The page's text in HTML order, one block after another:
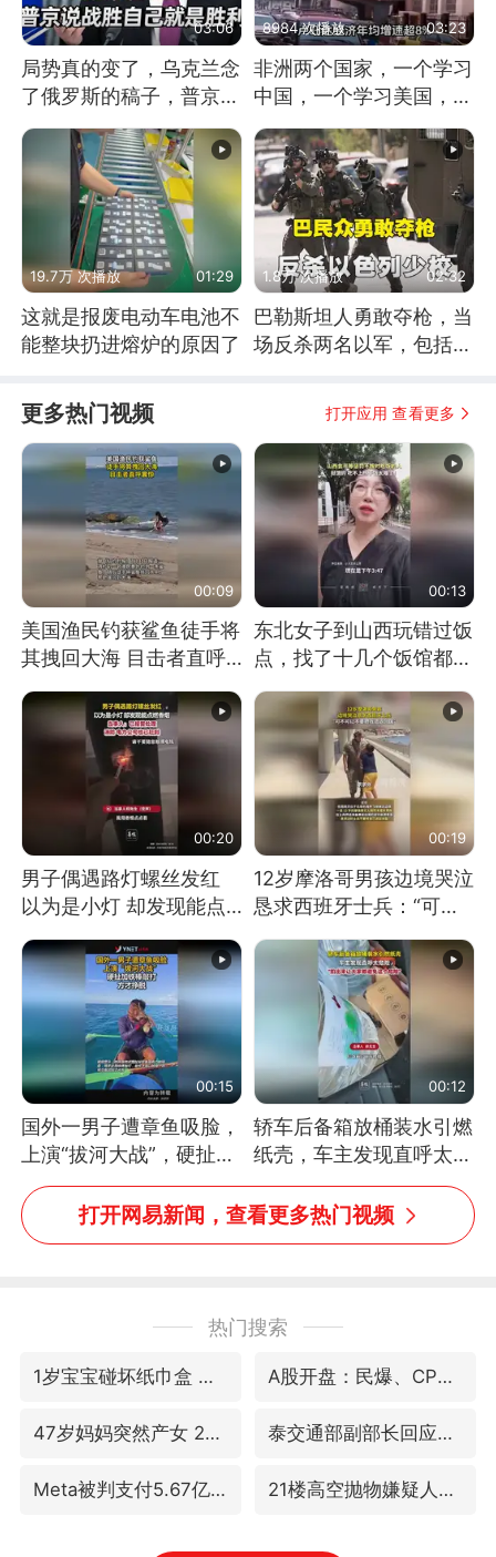
03:06
局势真的变了，乌克兰念
了俄罗斯的稿子，普京说
战胜自己就是胜利
8984 次播放 03:23
非洲两个国家，一个学习
中国，一个学习美国，结
果怎么样了？
19.7万 次播放 01:29
这就是报废电动车电池不
能整块扔进熔炉的原因了
1.8万 次播放 02:32
巴勒斯坦人勇敢夺枪，当
场反杀两名以军，包括一
更多热门视频 打开应用 查看更多
00:09
美国渔民钓获鲨鱼徒手将
其拽回大海 目击者直呼
消息）
00:13
东北女子到山西玩错过饭
点，找了十几个饭馆都没
00:20
男子偶遇路灯螺丝发红
以为是小灯 却发现能点
处理
00:19
12岁摩洛哥男孩边境哭泣
恳求西班牙士兵：“可不
00:15
国外一男子遭章鱼吸脸，
上演“拔河大战”，硬扯加
铁棒敲打方才挣脱
00:12
轿车后备箱放桶装水引燃
纸壳，车主发现直呼太危
险，“拍出来让大家都避
免这个危险”
打开网易新闻，查看更多热门视频
热门搜索
1岁宝宝碰坏纸巾盒 宝妈被索赔924元 A股开盘：民爆、CPO等概念走强
47岁妈妈突然产女 26岁女儿：很震惊 泰交通部副部长回应中国人遭歧视手势
Meta被判支付5.67亿美元 21楼高空抛物嫌疑人被拘留